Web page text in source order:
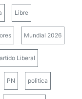
Libre
Mundial 2026
Liberal
PN politica